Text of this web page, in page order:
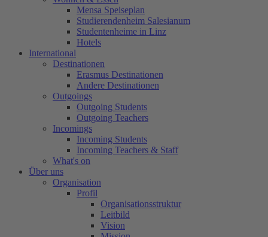
Mensa Speiseplan
Studierendenheim Salesianum
Studentenheime in Linz
Hotels
International
Destinationen
Erasmus Destinationen
Andere Destinationen
Outgoings
Outgoing Students
Outgoing Teachers
Incomings
Incoming Students
Incoming Teachers & Staff
What's on
Über uns
Organisation
Profil
Organisationsstruktur
Leitbild
Vision